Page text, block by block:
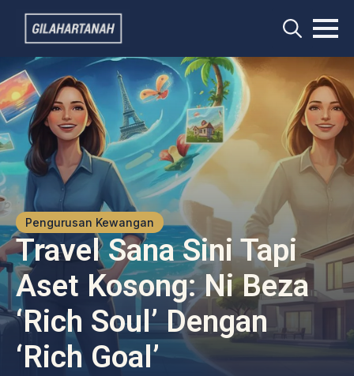
Search
for:
Pengurusan Kewangan
Travel Sana Sini Tapi
Aset Kosong: Ni Beza
‘Rich Soul’ Dengan
‘Rich Goal’